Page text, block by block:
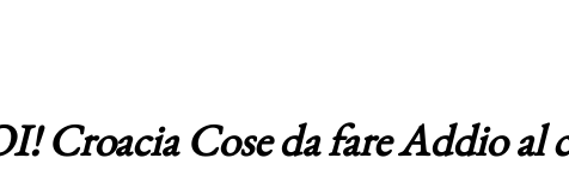
Croacia Cose da fare Addio al